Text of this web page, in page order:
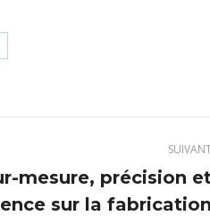
mesure, précision
sur la fabrication